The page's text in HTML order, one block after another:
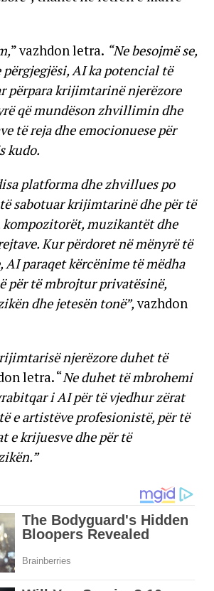
” vazhdon letra. “Ne besojmë se,
AI ka potencial të
përpara krijimtarinë njerëzore
që mundëson zhvillimin dhe
të reja dhe emocionuese për
kudo.
platforma dhe zhvillues po
sabotuar krijimtarinë dhe për të
muzikantët dhe
Kur përdoret në mënyrë të
AI paraqet kërcënime të mëdha
për të mbrojtur privatësinë,
dhe jetesën tonë”,vazhdon
njerëzore duhet të
letra. “Ne duhet të mbrohemi
i AI për të vjedhur zërat
e artistëve profesionistë, për të
e krijuesve dhe për të